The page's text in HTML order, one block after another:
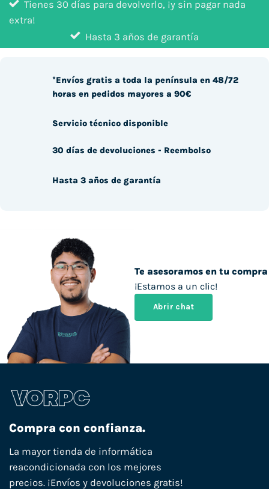
Tienes 30 días para devolverlo, ¡y sin pagar nada
extra!
Hasta 3 años de garantía
Te asesoramos en tu compra
¡Estamos a un clic!
Abrir chat
*Envíos gratis a toda la península en 48/72
horas en pedidos mayores a 90€
Servicio técnico disponible
30 días de devoluciones - Reembolso
Hasta 3 años de garantía
Compra con confianza.
La mayor tienda de informática
reacondicionada con los mejores
precios. ¡Envíos y devoluciones gratis!